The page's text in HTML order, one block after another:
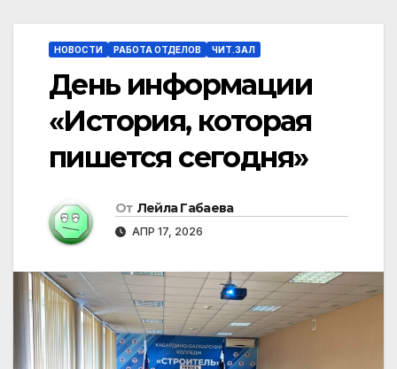
НОВОСТИ РАБОТА ОТДЕЛОВ ЧИТ.ЗАЛ
День информации
«История, которая
пишется сегодня»
От Лейла Габаева
АПР 17, 2026